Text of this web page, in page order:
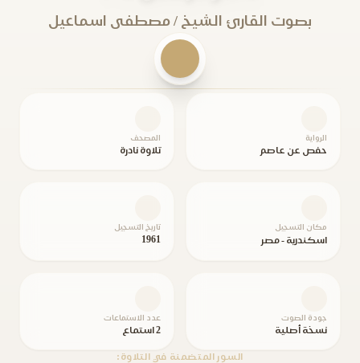
بصوت القارئ الشيخ / مصطفى اسماعيل
الرواية
حفص عن عاصم
المصحف
تلاوة نادرة
مكان التسجيل
اسكندرية - مصر
تاريخ التسجيل
1961
جودة الصوت
نسخة أصلية
عدد الاستماعات
2 استماع
السور المتضمنة في التلاوة: